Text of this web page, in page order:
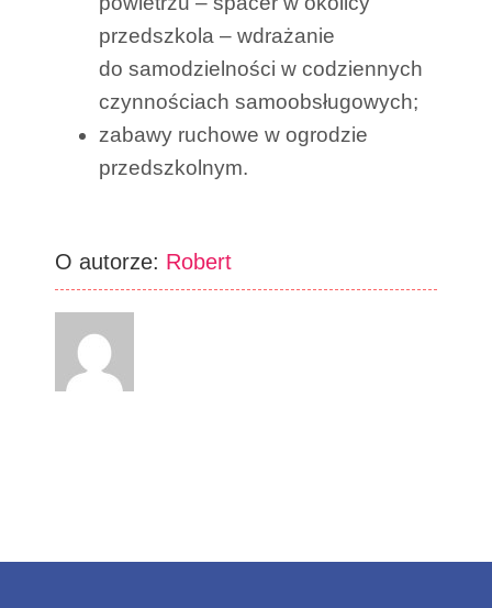
przedszkola – wdrażanie
do samodzielności w codziennych
czynnościach samoobsługowych;
zabawy ruchowe w ogrodzie
przedszkolnym.
O autorze: Robert